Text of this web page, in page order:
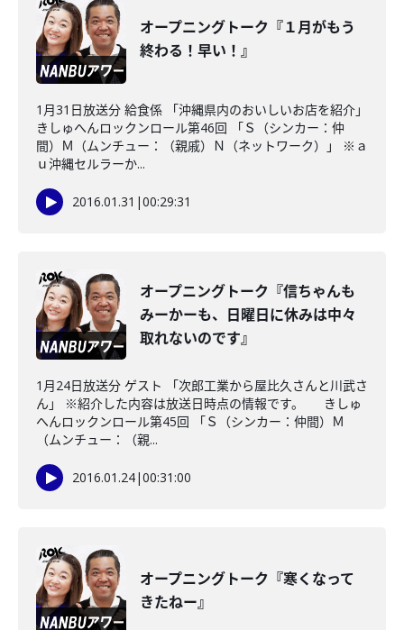
オープニングトーク『１月がもう
終わる！早い！』
1月31日放送分 給食係 「沖縄県内のおいしいお店を紹介」
きしゅへんロックンロール第46回 「Ｓ（シンカー：仲
間）Ｍ（ムンチュー：（親戚）Ｎ（ネットワーク）」 ※ａ
ｕ沖縄セルラーか...
2016.01.31 |00:29:31
オープニングトーク『信ちゃんも
みーかーも、日曜日に休みは中々
取れないのです』
1月24日放送分 ゲスト 「次郎工業から屋比久さんと川武さ
ん」 ※紹介した内容は放送日時点の情報です。 きしゅ
へんロックンロール第45回 「Ｓ（シンカー：仲間）Ｍ
（ムンチュー：（親...
2016.01.24|00:31:00
オープニングトーク『寒くなって
きたねー』